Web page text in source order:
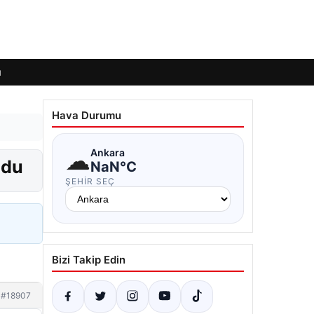
#18907
Hava Durumu
☁Ankara
NaN°C
ŞEHIR SEÇ
Bizi Takip Edin